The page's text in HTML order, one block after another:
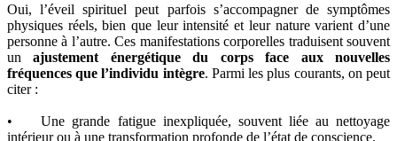
Oui, l’éveil spirituel peut parfois s’accompagner de symptômes
physiques réels, bien que leur intensité et leur nature varient d’une
personne à l’autre. Ces manifestations corporelles traduisent souvent
unajustement énergétique du corps face aux nouvelles
fréquences que l’individu intègre. Parmi les plus courants, on peut
citer :
• Une grande fatigue inexpliquée, souvent liée au nettoyage
intérieur ou à une transformation profonde de l’état de conscience.